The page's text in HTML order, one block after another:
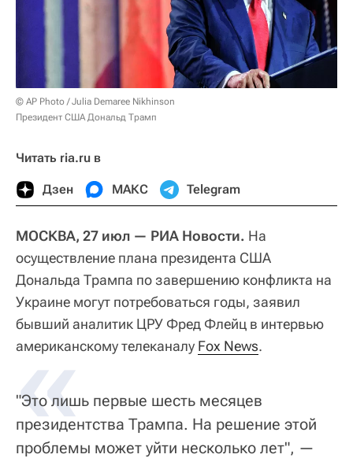
© AP Photo / Julia Demaree Nikhinson
Президент США Дональд Трамп
Читать ria.ru в
Дзен МАКС Telegram
МОСКВА, 27 июл — РИА Новости. На
осуществление плана президента США
Дональда Трампа по завершению конфликта на
Украине могут потребоваться годы, заявил
бывший аналитик ЦРУ Фред Флейц в интервью
американскому телеканалу Fox News.
«
"Это лишь первые шесть месяцев
президентства Трампа. На решение этой
проблемы может уйти несколько лет", —